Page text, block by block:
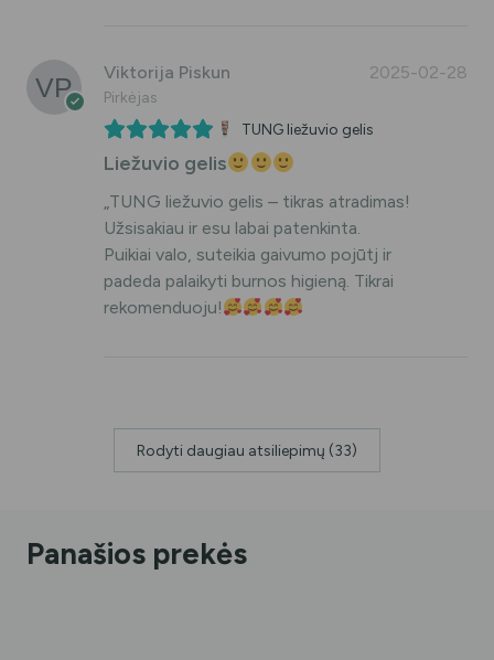
Viktorija Piskun
Pirkėjas
2025-02-28
TUNG liežuvio gelis
Liežuvio gelis
„TUNG liežuvio gelis – tikras atradimas!
Užsisakiau ir esu labai patenkinta.
Puikiai valo, suteikia gaivumo pojūtj ir
padeda palaikyti burnos higieną. Tikrai
rekomenduoju!
Rodyti daugiau atsiliepimų (33)
Panašios prekės